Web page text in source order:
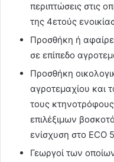
περιπτώσεις στις
της 4ετούς
Προσθήκη ή
σε επίπεδο
Προσθήκη
αγροτεμαχίου και
τους
επιλέξιμων
ενίσχυση στο ECO
Γεωργοί των